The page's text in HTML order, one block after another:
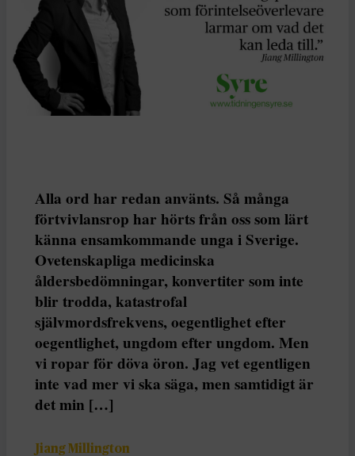
Alla ord har redan använts. Så många
förtvivlansrop har hörts från oss som lärt
känna ensamkommande unga i Sverige.
Ovetenskapliga medicinska
åldersbedömningar, konvertiter som inte
blir trodda, katastrofal
självmordsfrekvens, oegentlighet efter
oegentlighet, ungdom efter ungdom. Men
vi ropar för döva öron. Jag vet egentligen
inte vad mer vi ska säga, men samtidigt är
det min […]
Jiang Millington